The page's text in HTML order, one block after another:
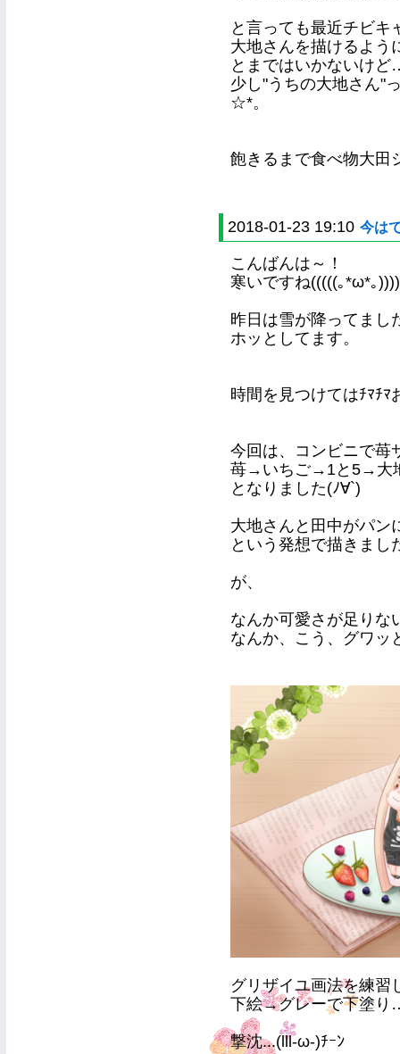
と言っても最近チビキ
大地さんを描けるよう
とまではいかないけ
少し"うちの大地さん"
☆*。
飽きるまで食べ物大田
2018-01-23 19:10 今は
こんばんは～！
寒いですね(((((｡*ω*｡))))
昨日は雪が降ってまし
ホッとしてます。
時間を見つけてはﾁﾏﾁﾏ
今回は、コンビニで苺
苺→いちご→1と5→大
となりました(ﾉ∀`)
大地さんと田中がパン
という発想で描きまし
が、
なんか可愛さが足りな
なんか、こう、グワ
グリザイユ画法を練習
下絵→グレーで下塗
撃沈...(lll-ω-)ﾁｰﾝ